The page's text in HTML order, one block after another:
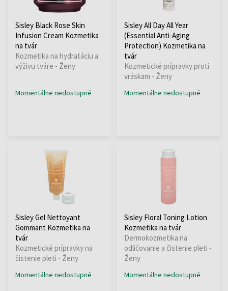
Sisley Black Rose Skin
Infusion Cream Kozmetika
na tvár
Kozmetika na hydratáciu a
výživu tváre - Ženy
Momentálne nedostupné
Sisley All Day All Year
(Essential Anti-Aging
Protection) Kozmetika na
tvár
Kozmetické prípravky proti
vráskam - Ženy
Momentálne nedostupné
Sisley Gel Nettoyant
Gommant Kozmetika na
tvár
Kozmetické prípravky na
čistenie pleti - Ženy
Momentálne nedostupné
Sisley Floral Toning Lotion
Kozmetika na tvár
Dermokozmetika na
odličovanie a čistenie pleti -
Ženy
Momentálne nedostupné